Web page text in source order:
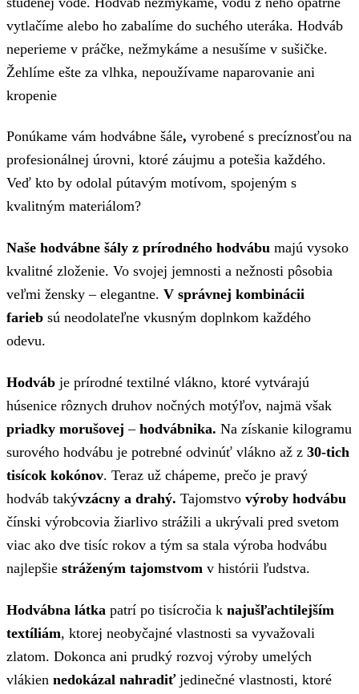
vytlačíme alebo ho zabalíme do suchého uteráka. Hodváb
neperieme v práčke, nežmykáme a nesušíme v sušičke.
Žehlíme ešte za vlhka, nepoužívame naparovanie ani
kropenie
Ponúkame vám hodvábne šále, vyrobené s precíznosťou na
profesionálnej úrovni, ktoré záujmu a potešia každého.
Veď kto by odolal pútavým motívom, spojeným s
kvalitným materiálom?
Naše hodvábne šály z prírodného hodvábu majú vysoko
kvalitné zloženie. Vo svojej jemnosti a nežnosti pôsobia
veľmi žensky – elegantne. V správnej kombinácii
farieb sú neodolateľne vkusným doplnkom každého
odevu.
Hodváb je prírodné textilné vlákno, ktoré vytvárajú
húsenice rôznych druhov nočných motýľov, najmä však
priadky morušovej – hodvábnika. Na získanie kilogramu
surového hodvábu je potrebné odvinúť vlákno až z 30-tich
tisícok kokónov. Teraz už chápeme, prečo je pravý
hodváb takývzácny a drahý. Tajomstvo výroby hodvábu
čínski výrobcovia žiarlivo strážili a ukrývali pred svetom
viac ako dve tisíc rokov a tým sa stala výroba hodvábu
najlepšie stráženým tajomstvom v histórii ľudstva.
Hodvábna látka patrí po tisícročia k najušľachtilejším
textíliám, ktorej neobyčajné vlastnosti sa vyvažovali
zlatom. Dokonca ani prudký rozvoj výroby umelých
vlákien nedokázal nahradiťjedinečné vlastnosti, ktoré